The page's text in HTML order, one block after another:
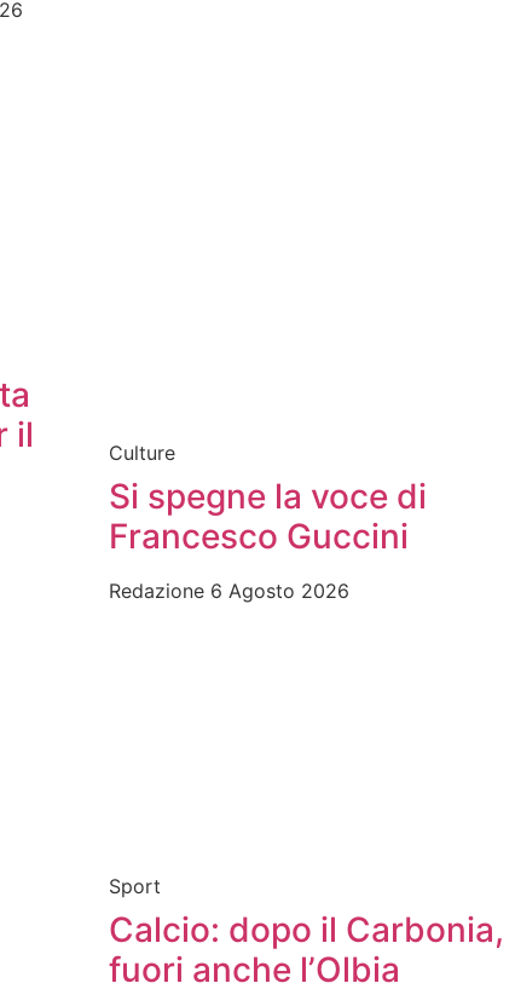
il
Culture
Si spegne la voce di
Francesco Guccini
Redazione 6 Agosto 2026
Sport
Calcio: dopo il Carbonia,
fuori anche l’Olbia